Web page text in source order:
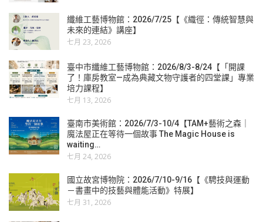
纖維工藝博物館：2026/7/25【《織徑：傳統智慧與
未來的連結》講座】
七月 23, 2026
臺中市纖維工藝博物館：2026/8/3-8/24【「開課
了！庫房教室—成為典藏文物守護者的四堂課」專業
培力課程】
七月 13, 2026
臺南市美術館：2026/7/3-10/4【TAM+藝術之森｜
魔法屋正在等待一個故事 The Magic House is
waiting…
七月 24, 2026
國立故宮博物院：2026/7/10-9/16【《騁技與運動
－書畫中的技藝與體能活動》特展】
七月 31, 2026